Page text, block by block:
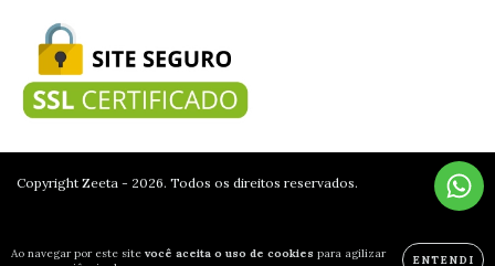
Ao navegar por este site você aceita o uso de cookies para agilizar
ENTENDI
Copyright Zeeta - 2026. Todos os direitos reservados.